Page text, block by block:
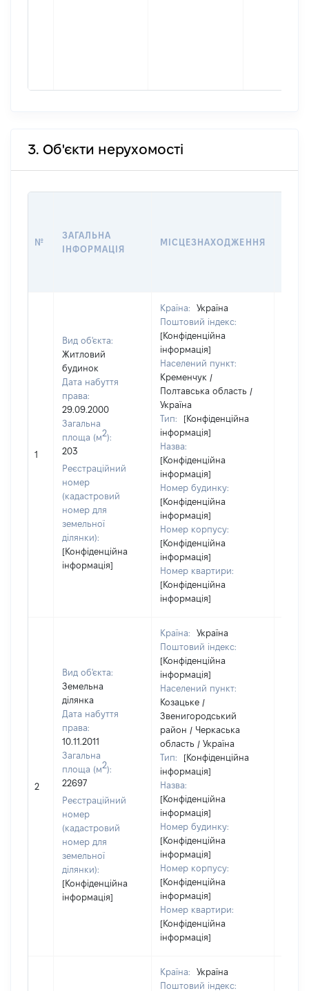
3. Об'єкти нерухомості
№
ЗАГАЛЬНА
ІНФОРМАЦІЯ
МІСЦЕЗНАХОДЖЕННЯ
1
Вид об'єкта:
Житловий
будинок
Дата набуття
права:
29.09.2000
Загальна
площа (м2):
203
Реєстраційний
номер
(кадастровий
номер для
земельної
ділянки):
[Конфіденційна
інформація]
Країна:
Україна
Поштовий індекс:
[Конфіденційна
інформація]
Населений пункт:
Кременчук /
Полтавська область /
Україна
Тип:
[Конфіденційна
інформація]
Назва:
[Конфіденційна
інформація]
Номер будинку:
[Конфіденційна
інформація]
Номер корпусу:
[Конфіденційна
інформація]
Номер квартири:
[Конфіденційна
інформація]
2
Вид об'єкта:
Земельна
ділянка
Дата набуття
права:
10.11.2011
Загальна
площа (м2):
22697
Реєстраційний
номер
(кадастровий
номер для
земельної
ділянки):
[Конфіденційна
інформація]
Країна:
Україна
Поштовий індекс:
[Конфіденційна
інформація]
Населений пункт:
Козацьке /
Звенигородський
район / Черкаська
область / Україна
Тип:
[Конфіденційна
інформація]
Назва:
[Конфіденційна
інформація]
Номер будинку:
[Конфіденційна
інформація]
Номер корпусу:
[Конфіденційна
інформація]
Номер квартири:
[Конфіденційна
інформація]
Країна:
Україна
Поштовий індекс: